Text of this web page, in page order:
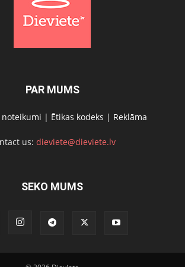
PAR MUMS
noteikumi | Ētikas kodeks | Reklāma
us: dieviete@dieviete.lv
SEKO MUMS